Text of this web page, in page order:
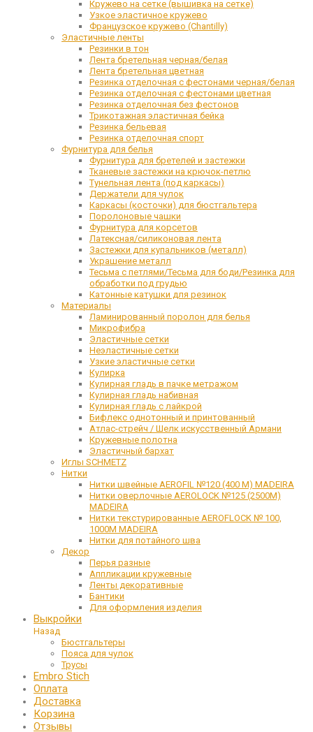
Кружево на сетке (вышивка на сетке)
Узкое эластичное кружево
Французское кружево (Chantilly)
Эластичные ленты
Резинки в тон
Лента бретельная черная/белая
Лента бретельная цветная
Резинка отделочная с фестонами черная/белая
Резинка отделочная с фестонами цветная
Резинка отделочная без фестонов
Трикотажная эластичная бейка
Резинка бельевая
Резинка отделочная спорт
Фурнитура для белья
Фурнитура для бретелей и застежки
Тканевые застежки на крючок-петлю
Тунельная лента (под каркасы)
Держатели для чулок
Каркасы (косточки) для бюстгальтера
Поролоновые чашки
Фурнитура для корсетов
Латексная/силиконовая лента
Застежки для купальников (металл)
Украшение металл
Тесьма с петлями/Тесьма для боди/Резинка для
обработки под грудью
Катонные катушки для резинок
Материалы
Ламинированный поролон для белья
Микрофибра
Эластичные сетки
Неэластичные сетки
Узкие эластичные сетки
Кулирка
Кулирная гладь в пачке метражом
Кулирная гладь набивная
Кулирная гладь с лайкрой
Бифлекс однотонный и принтованный
Атлас-стрейч / Шелк искусственный Армани
Кружевные полотна
Эластичный бархат
Иглы SCHMETZ
Нитки
Нитки швейные AEROFIL №120 (400 М) MADEIRA
Нитки оверлочные AEROLOCK №125 (2500М)
MADEIRA
Нитки текстурированные AEROFLOCK № 100,
1000М MADEIRA
Нитки для потайного шва
Декор
Перья разные
Аппликации кружевные
Ленты декоративные
Бантики
Для оформления изделия
Выкройки
Назад
Бюстгальтеры
Пояса для чулок
Трусы
Embro Stich
Оплата
Доставка
Корзина
Отзывы